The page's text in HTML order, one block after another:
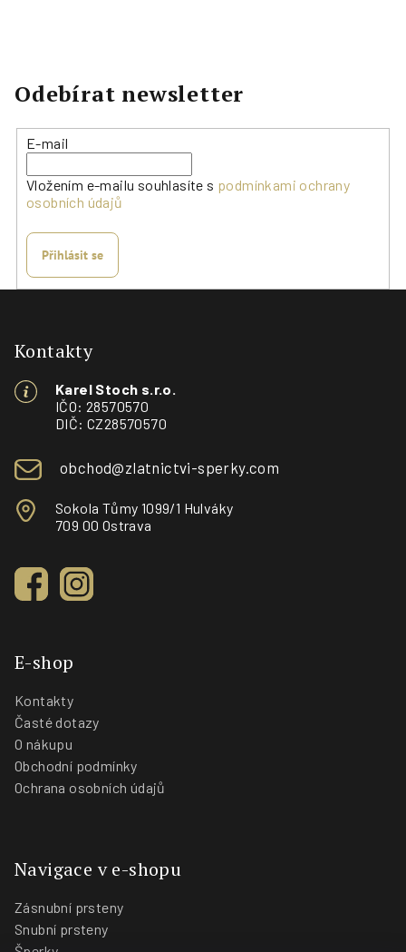
Odebírat newsletter
E-mail
Vložením e-mailu souhlasíte s podmínkami ochrany
osobních údajů
Přihlásit se
Kontakty
Karel Stoch s.r.o.
IČO: 28570570
DIČ: CZ28570570
obchod@zlatnictvi-sperky.com
Sokola Tůmy 1099/1 Hulváky
709 00 Ostrava
E-shop
Kontakty
Časté dotazy
O nákupu
Obchodní podmínky
Ochrana osobních údajů
Navigace v e-shopu
Zásnubní prsteny
Snubní prsteny